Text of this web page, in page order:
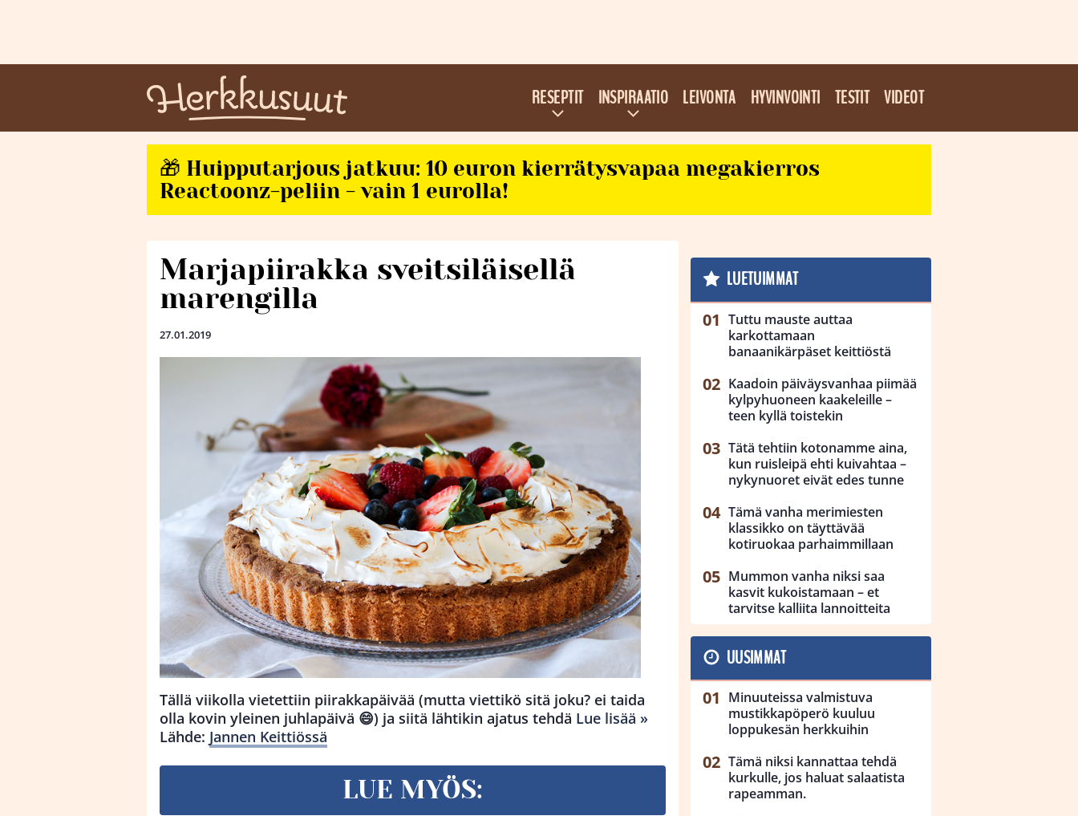
RESEPTIT INSPIRAATIO LEIVONTA HYVINVOINTI TESTIT VIDEOT
🎁 Huipputarjous jatkuu: 10 euron kierrätysvapaa megakierros
Reactoonz-peliin - vain 1 eurolla!
Marjapiirakka sveitsiläisellä
marengilla
27.01.2019
Tällä viikolla vietettiin piirakkapäivää (mutta viettikö sitä joku? ei taida
olla kovin yleinen juhlapäivä 😄) ja siitä lähtikin ajatus tehdä Lue lisää »
Lähde: Jannen Keittiössä
LUE MYÖS:
LUETUIMMAT
Tuttu mauste auttaa
karkottamaan
banaanikärpäset keittiöstä
Kaadoin päiväysvanhaa piimää
kylpyhuoneen kaakeleille –
teen kyllä toistekin
Tätä tehtiin kotonamme aina,
kun ruisleipä ehti kuivahtaa –
nykynuoret eivät edes tunne
Tämä vanha merimiesten
klassikko on täyttävää
kotiruokaa parhaimmillaan
Mummon vanha niksi saa
kasvit kukoistamaan – et
tarvitse kalliita lannoitteita
UUSIMMAT
Minuuteissa valmistuva
mustikkapöperö kuuluu
loppukesän herkkuihin
Tämä niksi kannattaa tehdä
kurkulle, jos haluat salaatista
rapeamman.